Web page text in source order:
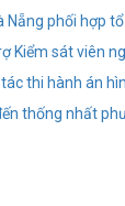
Nẵng phối hợp
Kiểm sát viên
thi hành án
thống nhất